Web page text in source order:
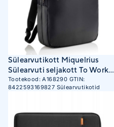
Sülearvutikott Miquelrius
Sülearvuti seljakott To Work S
13l, 32×43×5.5cm must
(A168290)
Tootekood:A168290 GTIN:
8422593169827 Sülearvutikotid